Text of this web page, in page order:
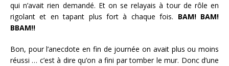
qui n’avait rien demandé. Et on se relayais à tour de rôle en
rigolant et en tapant plus fort à chaque fois. BAM! BAM!
BBAM!!
Bon, pour l’anecdote en fin de journée on avait plus ou moins
réussi … c’est à dire qu’on a fini par tomber le mur. Donc d’une